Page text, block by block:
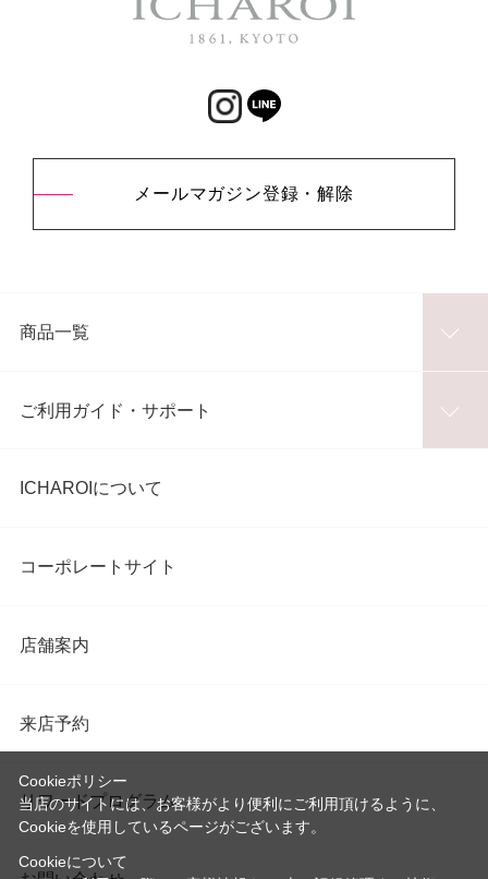
メールマガジン登録・解除
商品一覧
ご利用ガイド・サポート
ICHAROIについて
コーポレートサイト
店舗案内
来店予約
リワードプログラム
Cookieポリシー
当店のサイトには、お客様がより便利にご利用頂けるように、
Cookieを使用しているページがございます。
Cookieについて